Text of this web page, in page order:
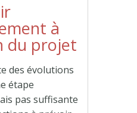
à
du projet
des évolutions
étape
pas suffisante